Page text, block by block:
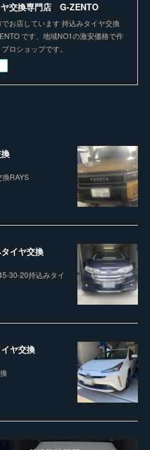
交換専門店 G-ZENTO
お店しています 持込みタイヤ交換
です、地域NO1の激安価格で作
ロショップです。
RAYS
イヤ交換
30-20持込みタイ
ヤ交換